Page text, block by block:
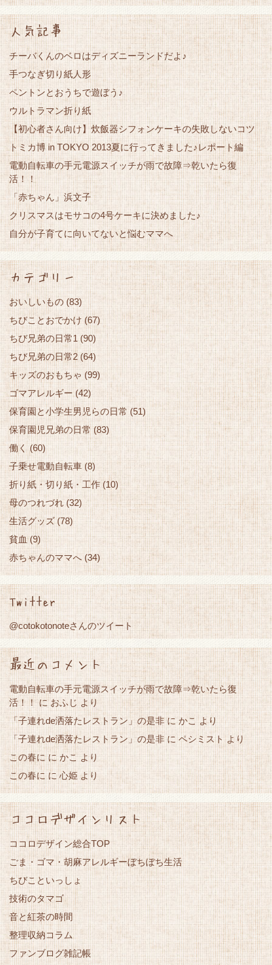
人気記事
チーバくんのベロはディズニーランドだよ♪
手つなぎ切り紙人形
ペントンとおうちで遊ぼう♪
ウルトラマン折り紙
【初心者さん向け】炊飯器シフォンケーキの失敗しないコツ
トミカ博 in TOKYO 2013夏に行ってきました♪レポート編
電動自転車の手元電源スイッチが雨で故障⇒乾いたら復
活！！
「赤ちゃん」浜文子
クリスマスはモサコの4号ケーキに決めました♪
自分が子育てに向いてないと悩むママへ
カテゴリー
おいしいもの (83)
ちびことおでかけ (67)
ちび兄弟の日常1(90)
ちび兄弟の日常2 (64)
キッズのおもちゃ (99)
ゴマアレルギー (42)
保育園と小学生男児らの日常 (51)
保育園児兄弟の日常(83)
働く(60)
子乗せ電動自転車 (8)
折り紙・切り紙・工作 (10)
母のつれづれ(32)
生活グッズ(78)
貧血(9)
赤ちゃんのママへ (34)
Twitter
@cotokotonoteさんのツイート
最近のコメント
電動自転車の手元電源スイッチが雨で故障⇒乾いたら復
活！！ に おふじ より
「子連れde洒落たレストラン」の是非 に かこ より
「子連れde洒落たレストラン」の是非 に ペシミスト より
この春に に かこより
この春に に 心姫 より
ココロデザインリスト
ココロデザイン総合TOP
ごま・ゴマ・胡麻アレルギーぼちぼち生活
ちびこといっしょ
技術のタマゴ
音と紅茶の時間
整理収納コラム
ファンブログ雑記帳